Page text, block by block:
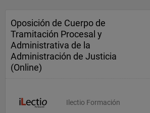
Oposición de Cuerpo de
Tramitación Procesal y
Administrativa de la
Administración de Justicia
(Online)
Ilectio Formación